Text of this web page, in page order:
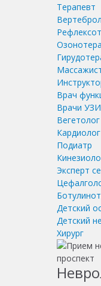
Терапевт
Врач
Врачи УЗИ
Вегетолог
Кардиолог
Подиатр
Эксперт
Детский
Детский
Хирург